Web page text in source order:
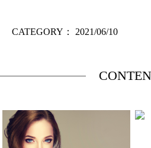
CATEGORY： 2021/06/10